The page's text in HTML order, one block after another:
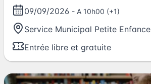
09/09/2026 - A 10h00 (+1)
Service Municipal Petite Enfance
Entrée libre et gratuite